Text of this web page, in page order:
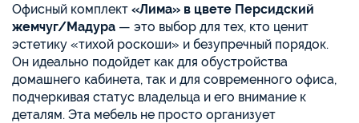
Офисный комплект «Лима» в цвете Персидский
жемчуг/Мадура — это выбор для тех, кто ценит
эстетику «тихой роскоши» и безупречный порядок.
Он идеально подойдет как для обустройства
домашнего кабинета, так и для современного офиса,
подчеркивая статус владельца и его внимание к
деталям. Эта мебель не просто организует